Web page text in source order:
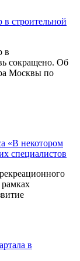
строительной
в
сокращено. Об
Москвы по
«В некотором
специалистов
рамках
в